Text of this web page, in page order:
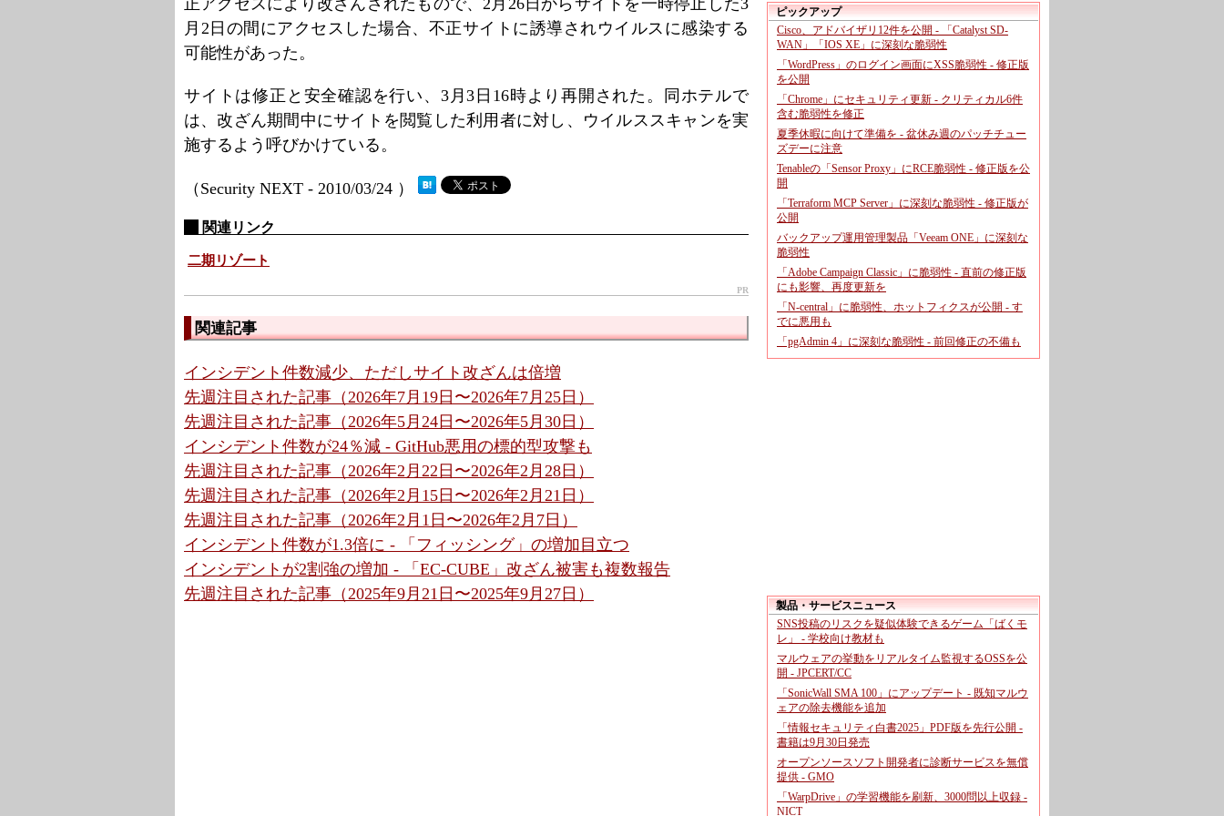
正アクセスにより改ざんされたもので、2月26日からサイトを一時停止した3
月2日の間にアクセスした場合、不正サイトに誘導されウイルスに感染する
可能性があった。
サイトは修正と安全確認を行い、3月3日16時より再開された。同ホテルで
は、改ざん期間中にサイトを閲覧した利用者に対し、ウイルススキャンを実
施するよう呼びかけている。
（Security NEXT - 2010/03/24 ）
関連リンク
二期リゾート
PR
関連記事
インシデント件数減少、ただしサイト改ざんは倍増
先週注目された記事（2026年7月19日〜2026年7月25日）
先週注目された記事（2026年5月24日〜2026年5月30日）
インシデント件数が24％減 - GitHub悪用の標的型攻撃も
先週注目された記事（2026年2月22日〜2026年2月28日）
先週注目された記事（2026年2月15日〜2026年2月21日）
先週注目された記事（2026年2月1日〜2026年2月7日）
インシデント件数が1.3倍に - 「フィッシング」の増加目立つ
インシデントが2割強の増加 - 「EC-CUBE」改ざん被害も複数報告
先週注目された記事（2025年9月21日〜2025年9月27日）
ピックアップ
Cisco、アドバイザリ12件を公開 - 「Catalyst SD-
WAN」「IOS XE」に深刻な脆弱性
「WordPress」のログイン画面にXSS脆弱性 - 修正版
を公開
「Chrome」にセキュリティ更新 - クリティカル6件
含む脆弱性を修正
夏季休暇に向けて準備を - 盆休み週のパッチチュー
ズデーに注意
Tenableの「Sensor Proxy」にRCE脆弱性 - 修正版を公
開
「Terraform MCP Server」に深刻な脆弱性 - 修正版が
公開
バックアップ運用管理製品「Veeam ONE」に深刻な
脆弱性
「Adobe Campaign Classic」に脆弱性 - 直前の修正版
にも影響、再度更新を
「N-central」に脆弱性、ホットフィクスが公開 - す
でに悪用も
「pgAdmin 4」に深刻な脆弱性 - 前回修正の不備も
製品・サービスニュース
SNS投稿のリスクを疑似体験できるゲーム「ばくモ
レ」 - 学校向け教材も
マルウェアの挙動をリアルタイム監視するOSSを公
開 - JPCERT/CC
「SonicWall SMA 100」にアップデート - 既知マルウ
ェアの除去機能を追加
「情報セキュリティ白書2025」PDF版を先行公開 -
書籍は9月30日発売
オープンソースソフト開発者に診断サービスを無償
提供 - GMO
「WarpDrive」の学習機能を刷新、3000問以上収録 -
NICT